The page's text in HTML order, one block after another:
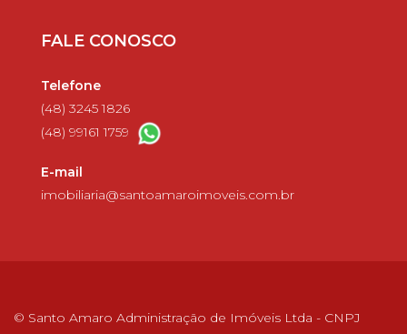
FALE CONOSCO
Telefone
(48) 3245 1826
(48) 99161 1759
E-mail
imobiliaria@santoamaroimoveis.com.br
© Santo Amaro Administração de Imóveis Ltda - CNPJ